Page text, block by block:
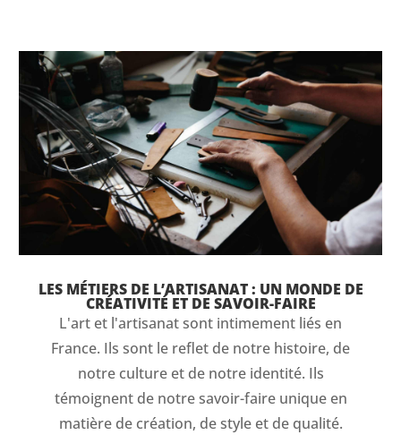
LES MÉTIERS DE L’ARTISANAT : UN MONDE DE
CRÉATIVITÉ ET DE SAVOIR-FAIRE
L'art et l'artisanat sont intimement liés en
France. Ils sont le reflet de notre histoire, de
notre culture et de notre identité. Ils
témoignent de notre savoir-faire unique en
matière de création, de style et de qualité.